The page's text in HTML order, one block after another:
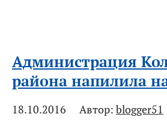
Администрация
района напилила
18.10.2016 Автор: blogger51